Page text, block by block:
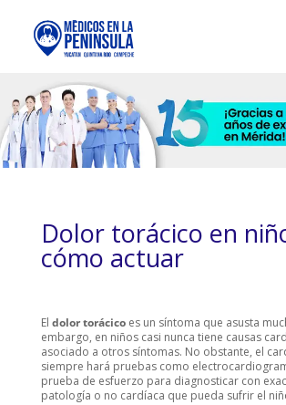
Dolor torácico en
cómo actuar
El dolor torácicoes un síntoma que asusta
embargo, en niños casi nunca tiene causas
asociado a otros síntomas. No obstante, el
siempre hará pruebas como
prueba de esfuerzo para diagnosticar con
patología o no cardíaca que pueda sufrir el